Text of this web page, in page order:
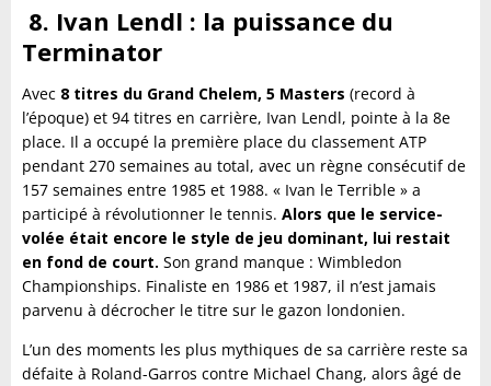
8. Ivan Lendl : la puissance du
Terminator
Avec 8 titres du Grand Chelem, 5 Masters (record à
l’époque) et 94 titres en carrière, Ivan Lendl, pointe à la 8e
place. Il a occupé la première place du classement ATP
pendant 270 semaines au total, avec un règne consécutif de
157 semaines entre 1985 et 1988. « Ivan le Terrible » a
participé à révolutionner le tennis. Alors que le service-
volée était encore le style de jeu dominant, lui restait
en fond de court. Son grand manque : Wimbledon
Championships. Finaliste en 1986 et 1987, il n’est jamais
parvenu à décrocher le titre sur le gazon londonien.
L’un des moments les plus mythiques de sa carrière reste sa
défaite à Roland-Garros contre Michael Chang, alors âgé de